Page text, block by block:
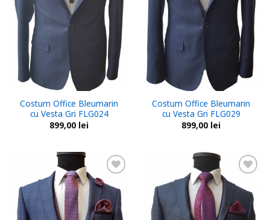
Costum Office Bleumarin
cu Vesta Gri FLG024
899,00 lei
Costum Office Bleumarin
cu Vesta Gri FLG029
899,00 lei
Add to
wishlist
Add to
wishlist